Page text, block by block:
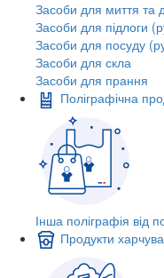
Засоби для миття та
Засоби для підлоги
Засоби для посуду
Засоби для скла
Засоби для прання
Поліграфічна
Інша поліграфія від
Продукти